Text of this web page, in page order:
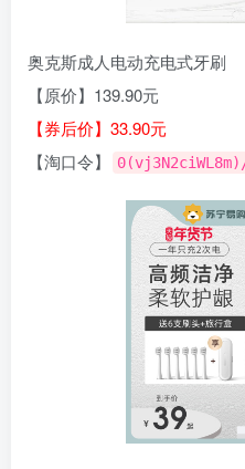
奥克斯成人电动充电式牙刷
【原价】139.90元
【券后价】33.90元
【淘口令】